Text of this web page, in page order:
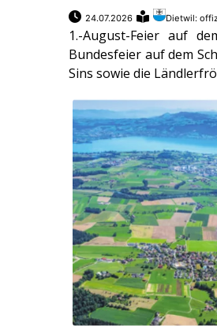
24.07.2026 Dietwil:
1.-August-Feier auf
Bundesfeier auf dem
Sins sowie die